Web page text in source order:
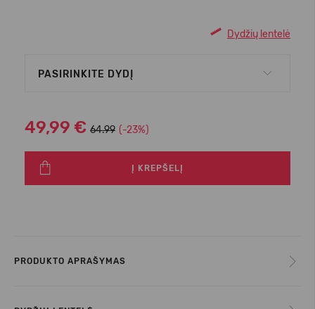
Dydžių lentelė
PASIRINKITE DYDĮ
49,99 € 64.99 (-23%)
Į KREPŠELĮ
PRODUKTO APRAŠYMAS